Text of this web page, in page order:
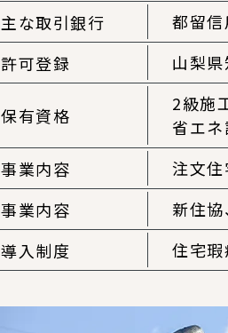
主な取引銀行
都留信
許可登録
山梨
保有資格
2級施
省エネ
事業内容
注文住
事業内容
新住協
導入制度
住宅